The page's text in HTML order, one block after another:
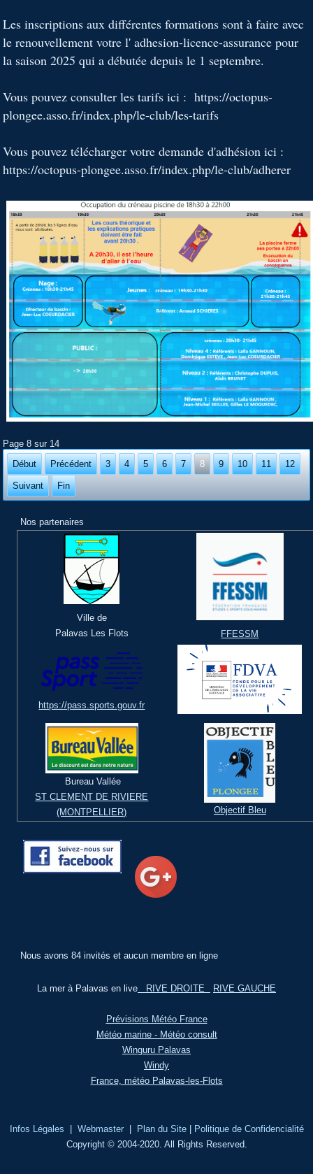
Les inscriptions aux différentes formations sont à faire avec
le renouvellement votre l' adhesion-licence-assurance pour
la saison 2025 qui a débutée depuis le 1 septembre.
Vous pouvez consulter les tarifs ici : https://octopus-
plongee.asso.fr/index.php/le-club/les-tarifs
Vous pouvez télécharger votre demande d'adhésion ici :
https://octopus-plongee.asso.fr/index.php/le-club/adherer
Page 8 sur 14
Début
Précédent 3 4 5 6 7 8 9 10 11 12
Suivant Fin
Nos partenaires
Ville de
Palavas Les Flots
FFESSM
https://pass.sports.gouv.fr
Bureau Vallée
ST CLEMENT DE RIVIERE
(MONTPELLIER)
Objectif Bleu
Nous avons 84 invités et aucun membre en ligne
La mer à Palavas en live RIVE DROITE RIVE GAUCHE
Prévisions Météo France
Météo marine - Météo consult
Winguru Palavas
Windy
France, météo Palavas-les-Flots
Infos Légales Webmaster| Plan du Site|
Politique de Confidencialité
Copyright © 2004-2020. All Rights Reserved.